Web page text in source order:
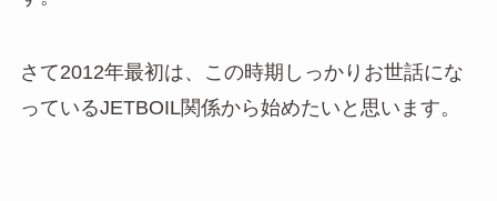
さて2012年最初は、この時期しっかりお世話にな
っているJETBOIL関係から始めたいと思います。